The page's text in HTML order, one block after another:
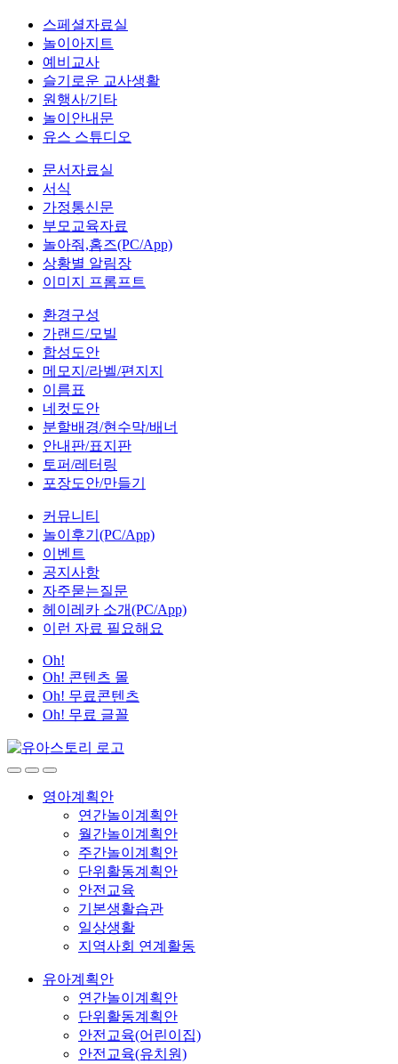
스페셜자료실
놀이아지트
예비교사
슬기로운 교사생활
원행사/기타
놀이안내문
유스 스튜디오
문서자료실
서식
가정통신문
부모교육자료
놀아줘,홈즈(PC/App)
상황별 알림장
이미지 프롬프트
환경구성
가랜드/모빌
합성도안
메모지/라벨/편지지
이름표
네컷도안
분할배경/현수막/배너
안내판/표지판
토퍼/레터링
포장도안/만들기
커뮤니티
놀이후기(PC/App)
이벤트
공지사항
자주묻는질문
헤이레카 소개(PC/App)
이런 자료 필요해요
Oh!
Oh! 콘텐츠 몰
Oh! 무료콘텐츠
Oh! 무료 글꼴
영아계획안
연간놀이계획안
월간놀이계획안
주간놀이계획안
단위활동계획안
안전교육
기본생활습관
일상생활
지역사회 연계활동
유아계획안
연간놀이계획안
단위활동계획안
안전교육(어린이집)
안전교육(유치원)